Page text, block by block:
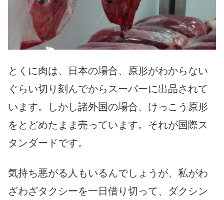
とくに肉は、日本の場合、原形がわからない
ぐらい切り刻んでからスーパーに出品されて
います。しかし諸外国の場合、けっこう原形
をとどめたまま売っています。それが国際ス
タンダードです。
気持ち悪がる人もいるんでしょうが、私がわ
ざわざタクシーを一日借り切って、ダクシン